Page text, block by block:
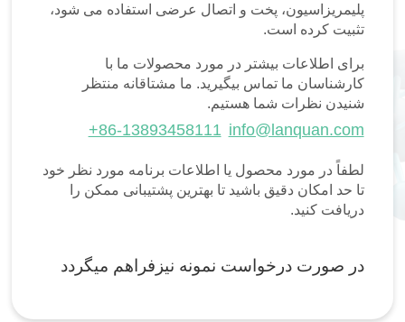
پلیمریزاسیون، پخت و اتصال عرضی استفاده می شود،
تثبیت کرده است.
برای اطلاعات بیشتر در مورد محصولات ما با
کارشناسان ما تماس بیگیرید. ما مشتاقانه منتظر
شنیدن نظرات شما هستیم.
info@lanquan.com
+86-13893458111
لطفاً در مورد محصول یا اطلاعات برنامه مورد نظر خود
تا حد امکان دقیق باشید تا بهترین پشتیبانی ممکن را
دریافت کنید.
در صورت درخواست نمونه نیزفراهم میگردد